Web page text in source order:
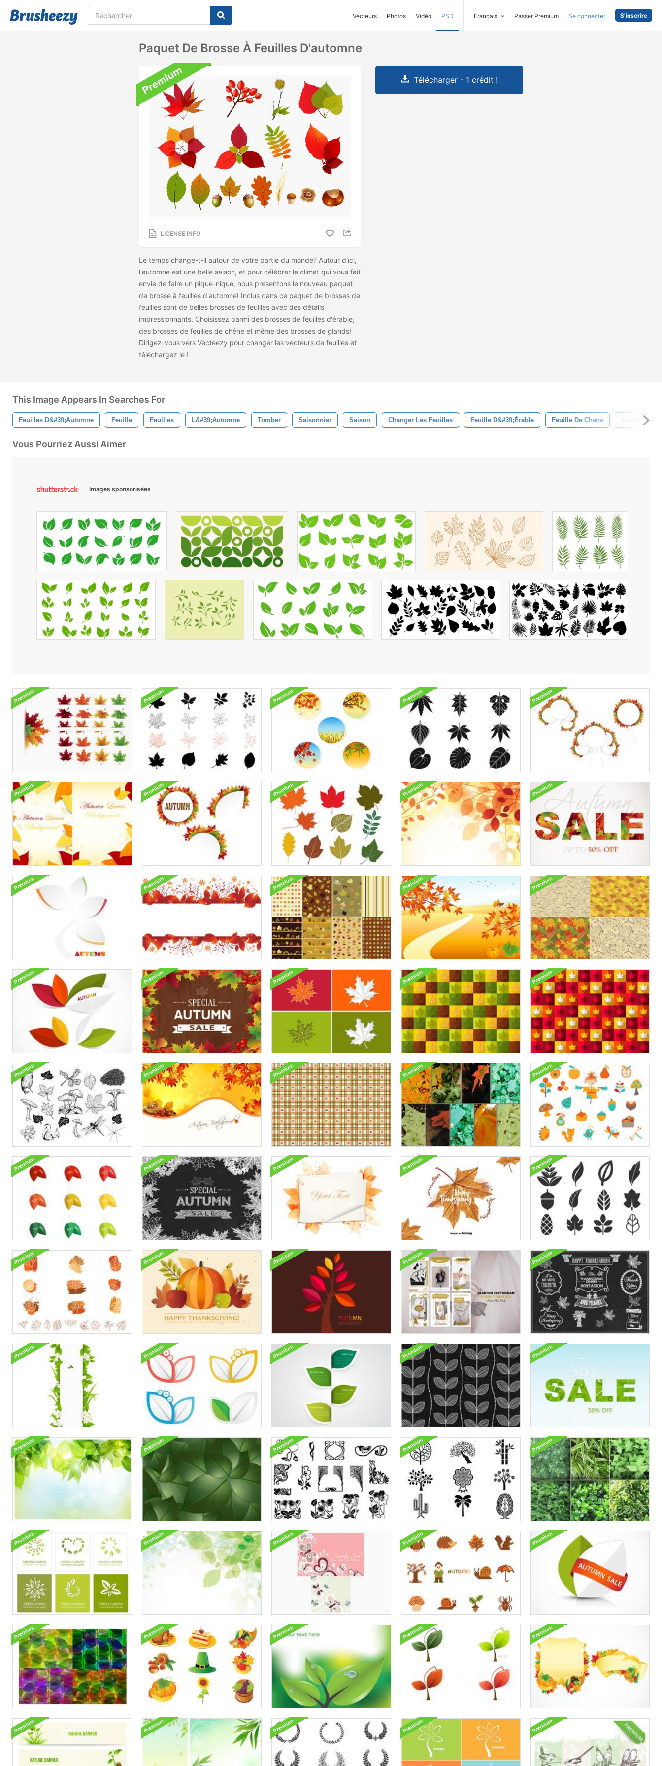
Vecteurs Photos Vidéo PSD Français Passer Premium Se connecter S'inscrire
Paquet De Brosse À Feuilles D'automne
LICENSE INFO
Le temps change-t-il autour de votre partie du monde? Autour d'ici,
l'automne est une belle saison, et pour célébrer le climat qui vous fait
envie de faire un pique-nique, nous présentons le nouveau paquet
de brosse à feuilles d'automne! Inclus dans ce paquet de brosses de
feuilles sont de belles brosses de feuilles avec des détails
impressionnants. Choisissez parmi des brosses de feuilles d'érable,
des brosses de feuilles de chêne et même des brosses de glands!
Dirigez-vous vers Vecteezy pour changer les vecteurs de feuilles et
téléchargez le !
Télécharger - 1 crédit !
This Image Appears In Searches For
Feuilles D&#39;automne Feuille Feuilles L&#39;automne Tomber Saisonnier Saison Changer Les Feuilles Feuille D&#39;érable Feuille De Chene La Nature
Vous Pourriez Aussi Aimer
Images sponsorisées